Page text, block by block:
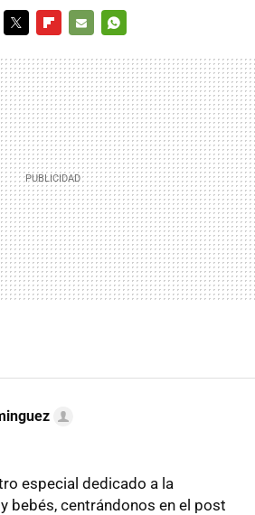
MAIL
especial dedicado a la
bebés, centrándonos en el post